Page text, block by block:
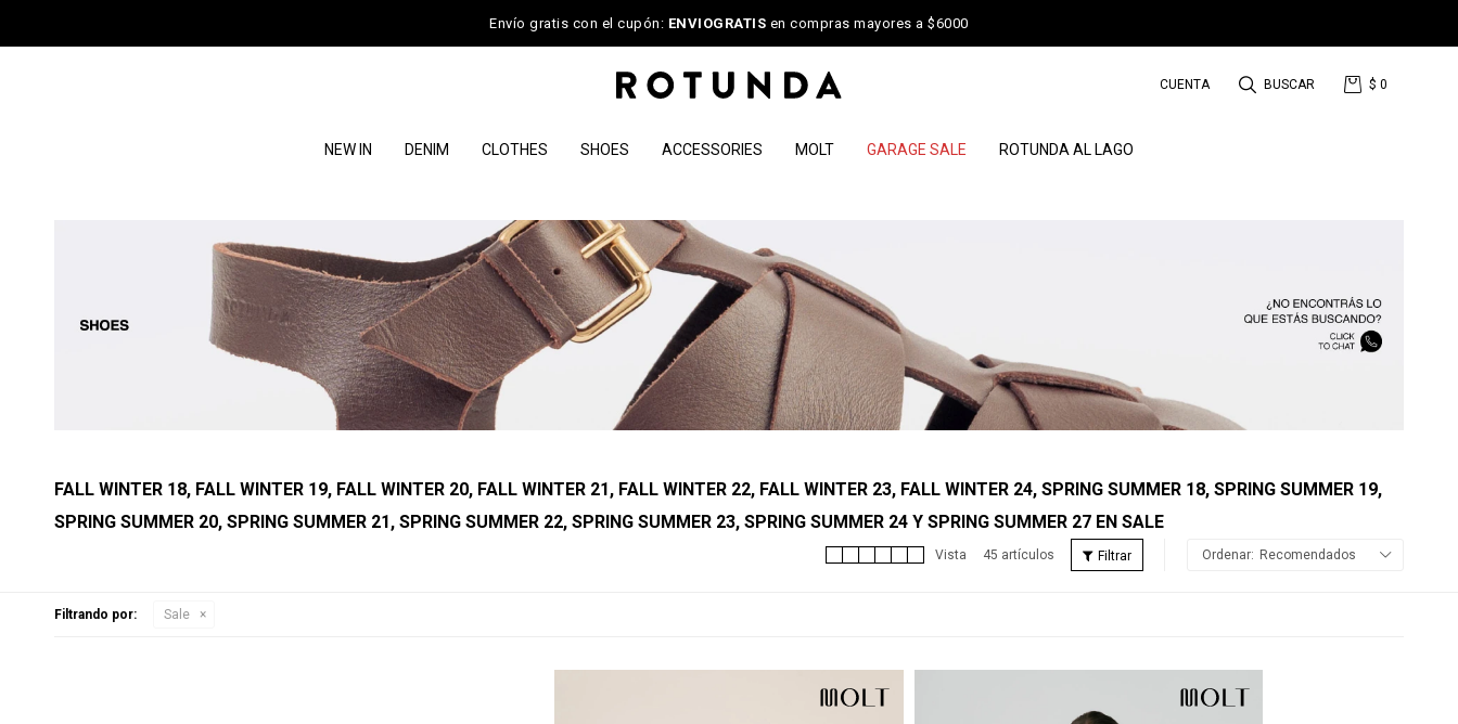
Envío gratis con el cupón: ENVIOGRATIS en compras mayores a $6000
NEW IN DENIM CLOTHES SHOES ACCESSORIES MOLT GARAGE SALE ROTUNDA AL LAGO
$ 0
FALL WINTER 18, FALL WINTER 19, FALL WINTER 20, FALL WINTER 21, FALL WINTER 22, FALL WINTER 23, FALL WINTER 24, SPRING SUMMER 18, SPRING SUMMER 19,
SPRING SUMMER 20, SPRING SUMMER 21, SPRING SUMMER 22, SPRING SUMMER 23, SPRING SUMMER 24 Y SPRING SUMMER 27 EN SALE
45 artículos Recomendados
Filtrando por: Sale